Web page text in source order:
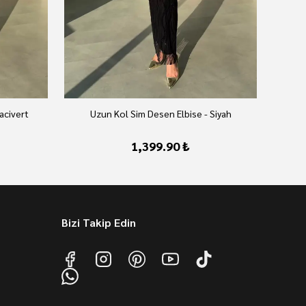
Uzun Kol Sim Desen Elbise - Siyah
1,399.90 ₺
Bizi Takip Edin